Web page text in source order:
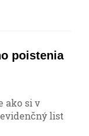
poistenia
ako si v
list